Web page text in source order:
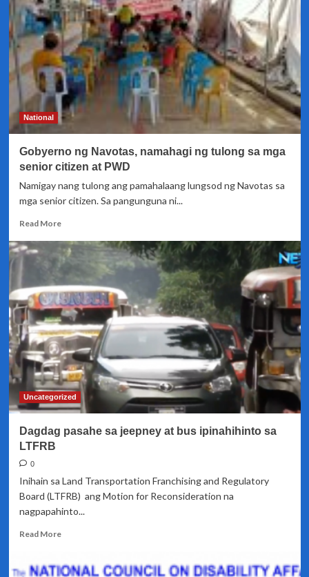
magpagawa
ng
mga
Bike,
PWD
at
Pedestrian
Lanes
sa
mga
at
tulay
National
Gobyerno ng Navotas, namahagi ng tulong sa mga
senior citizen at PWD
Namigay nang tulong ang pamahalaang lungsod ng Navotas sa
mga senior citizen. Sa pangunguna ni...
Read MoreRead
about
Gobyerno
ng
Navotas,
namahagi
ng
tulong
sa
mga
senior
citizen
at
PWD
Uncategorized
Dagdag pasahe sa jeepney at bus ipinahihinto sa
LTFRB
0
Inihain sa Land Transportation Franchising and Regulatory
Board (LTFRB) ang Motion for Reconsideration na
nagpapahinto...
Read MoreRead
Dagdag